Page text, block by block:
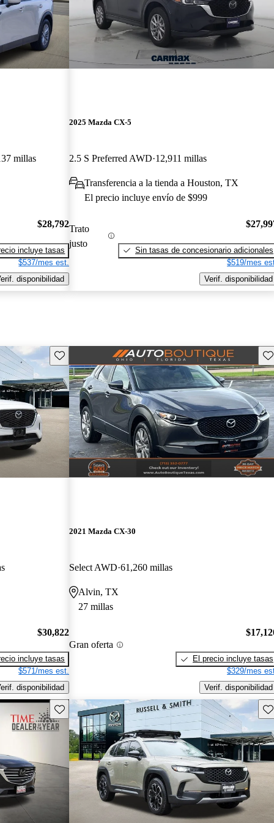
millas
$28,792
incluye tasas
$537/mes est.
disponibilidad
2025 Mazda CX-5
2.5 S Preferred AWD 12,911 millas
Transferencia a la tienda a Houston, TX
El precio incluye envío de $999
Trato
justo
Sin tasas de concesionario adicionales
$519/mes
Verif. disponibilidad
Guarda este Aviso
$30,822
incluye tasas
$571/mes est.
disponibilidad
2021 Mazda CX-30
Select AWD 61,260 millas
Alvin, TX
27 millas
Gran oferta
El precio incluye tasas
$329/mes
Verif. disponibilidad
Guarda este Aviso